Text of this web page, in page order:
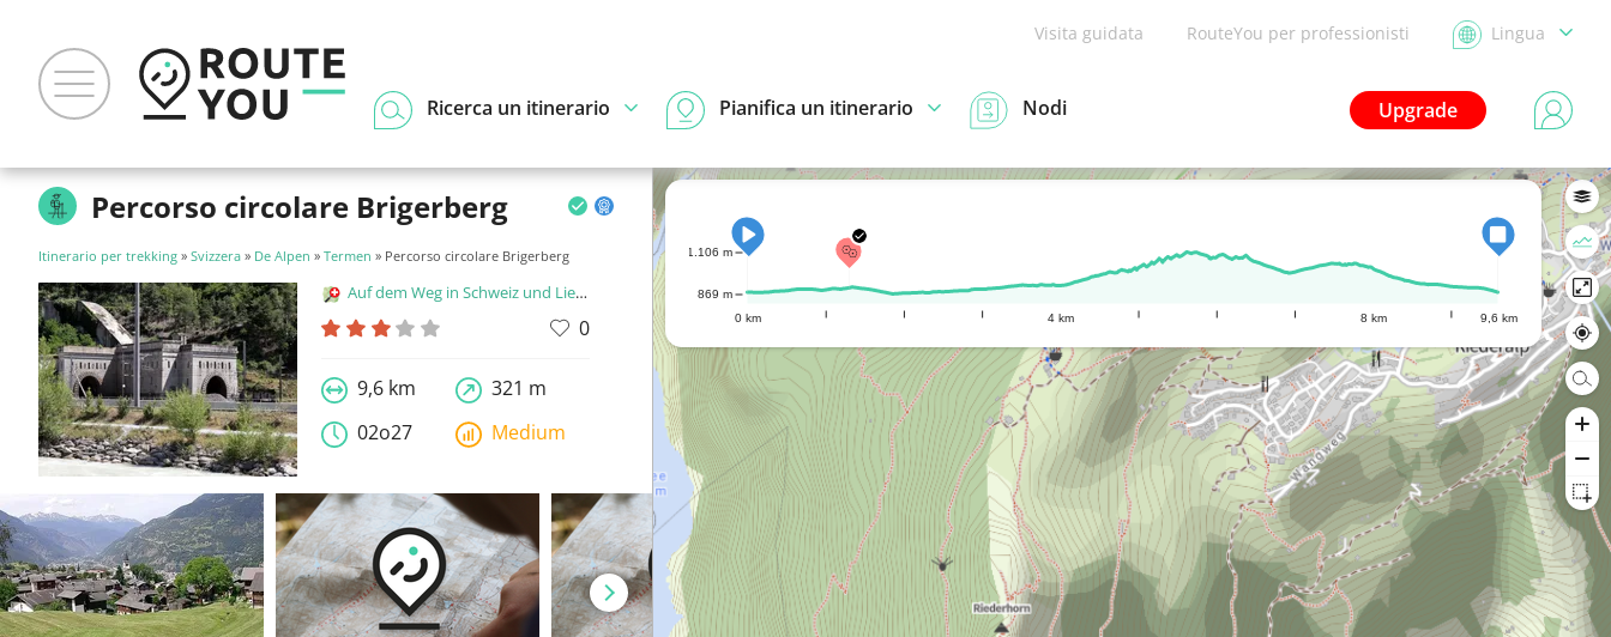
Visita guidata RouteYou per professionisti Lingua
Upgrade
Ricerca un itinerario Pianifica un itinerario Nodi
Percorso circolare Brigerberg
Itinerario per trekking » Svizzera » De Alpen » Termen » Percorso circolare Brigerberg
Auf dem Weg in Schweiz und Liechtenstein
0
9,6 km
321 m
02o27
Medium
0 km 4 km 8 km 9,6 km
869 m
1.106 m